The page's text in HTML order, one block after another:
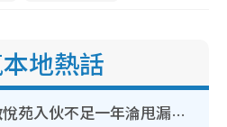
地熱話
「居屋王」啟德啟悅苑入伙不足一年淪甩漏之王！插頭噴火花致大停電 多戶業主全屋家電報銷